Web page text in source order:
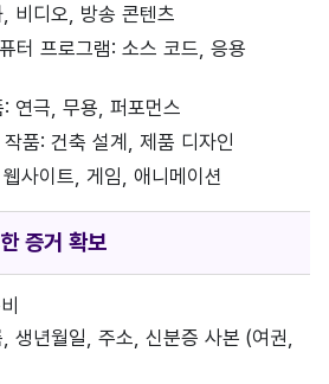
비디오, 방송 콘텐츠
터 프로그램: 소스 코드, 응용
연극, 무용, 퍼포먼스
품: 건축 설계, 제품 디자인
사이트, 게임, 애니메이션
증거 확보
생년월일, 주소, 신분증 사본 (여권,